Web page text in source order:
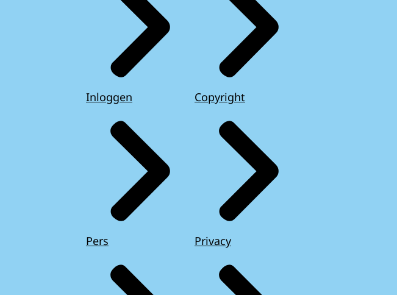
Inloggen
Pers
Copyright
Privacy